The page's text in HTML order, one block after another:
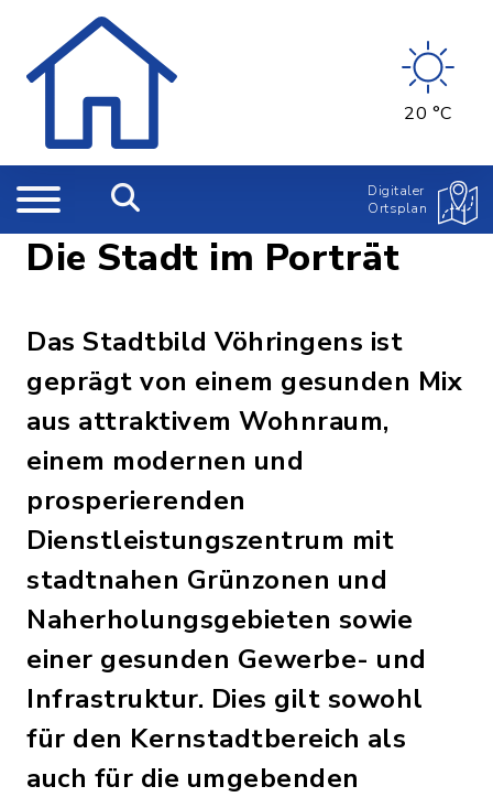
20 °C
Digitaler
Ortsplan
Die Stadt im Porträt
Das Stadtbild Vöhringens ist
geprägt von einem gesunden Mix
aus attraktivem Wohnraum,
einem modernen und
prosperierenden
Dienstleistungszentrum mit
stadtnahen Grünzonen und
Naherholungsgebieten sowie
einer gesunden Gewerbe- und
Infrastruktur. Dies gilt sowohl
für den Kernstadtbereich als
auch für die umgebenden